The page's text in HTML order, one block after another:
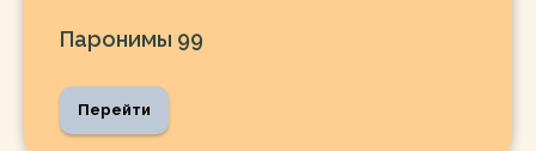
Паронимы 99
Перейти